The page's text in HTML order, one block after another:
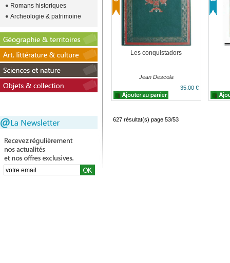
Les conquistadors
Jean Descola
35.00 €
627 résultat(s) page 53/53
Romans historiques
Archeologie & patrimoine